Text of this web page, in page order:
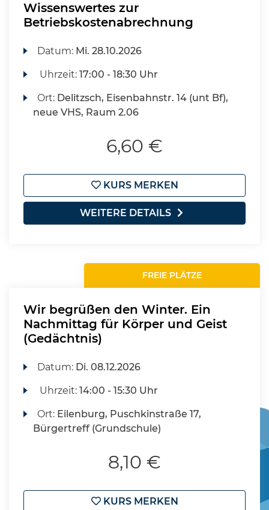
Wissenswertes zur
Betriebskostenabrechnung
Datum: Mi. 28.10.2026
Uhrzeit:17:00 - 18:30 Uhr
Ort: Delitzsch, Eisenbahnstr. 14 (unt Bf),
neue VHS, Raum 2.06
6,60 €
KURS MERKEN
WEITERE DETAILS
FREIE PLÄTZE
Wir begrüßen den Winter. Ein
Nachmittag für Körper und Geist
(Gedächtnis)
Datum: Di. 08.12.2026
Uhrzeit:14:00 - 15:30 Uhr
Ort: Eilenburg, Puschkinstraße 17,
Bürgertreff (Grundschule)
8,10 €
KURS MERKEN